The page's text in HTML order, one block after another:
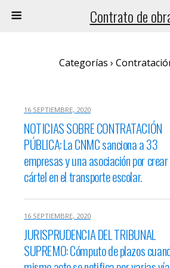
Contrato de
Categorías ›
16 SEPTIEMBRE, 2020
NOTICIAS SOBRE CONTRATACIÓN
PÚBLICA: La CNMC sanciona a 33
empresas y una asociación por
cártel en el transporte escolar.
16 SEPTIEMBRE, 2020
JURISPRUDENCIA DEL TRIBUNAL
SUPREMO: Cómputo de plazos